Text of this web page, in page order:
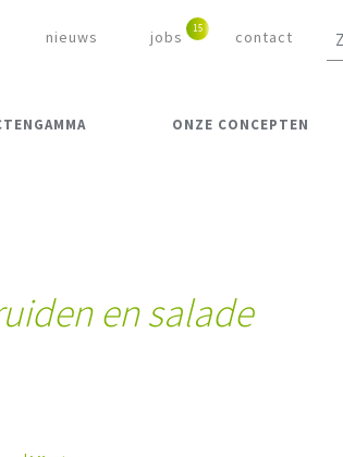
nieuws jobs contact
ONZE CONCEPTEN
en salade